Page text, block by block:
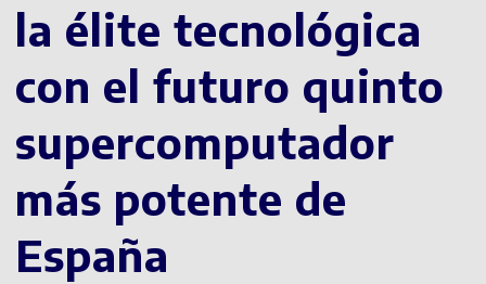
la élite tecnológica
con el futuro quinto
supercomputador
más potente de
España